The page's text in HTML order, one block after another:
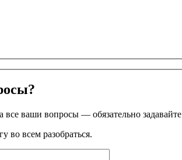
все ваши вопросы — обязательно
во всем разобраться.